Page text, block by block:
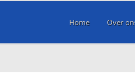
Home Over